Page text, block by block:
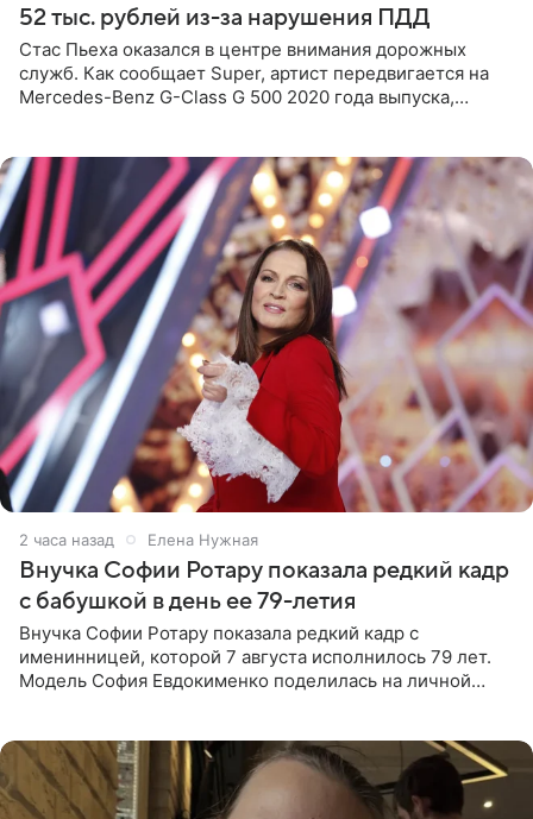
52 тыс. рублей из-за нарушения ПДД
Стас Пьеха оказался в центре внимания дорожных
служб. Как сообщает Super, артист передвигается на
Mercedes-Benz G-Class G 500 2020 года выпуска,
2 часа назад Елена Нужная
Внучка Софии Ротару показала редкий кадр
с бабушкой в день ее 79-летия
Внучка Софии Ротару показала редкий кадр с
именинницей, которой 7 августа исполнилось 79 лет.
Модель София Евдокименко поделилась на личной